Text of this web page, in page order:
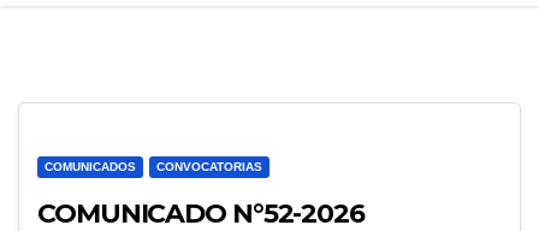
COMUNICADOS CONVOCATORIAS
COMUNICADO N°52-2026